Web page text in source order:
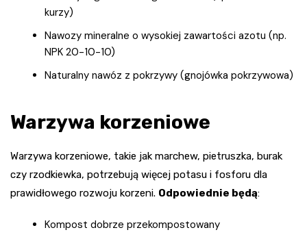
kurzy)
Nawozy mineralne o wysokiej zawartości azotu (np.
NPK 20-10-10)
Naturalny nawóz z pokrzywy (gnojówka pokrzywowa)
Warzywa korzeniowe
Warzywa korzeniowe, takie jak marchew, pietruszka, burak
czy rzodkiewka, potrzebują więcej potasu i fosforu dla
prawidłowego rozwoju korzeni. Odpowiednie będą:
Kompost dobrze przekompostowany